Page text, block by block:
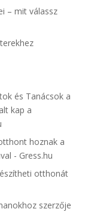
– mit válassz
és Tanácsok a
kap a
hoznak a
- Gress.hu
otthonát
szerzője